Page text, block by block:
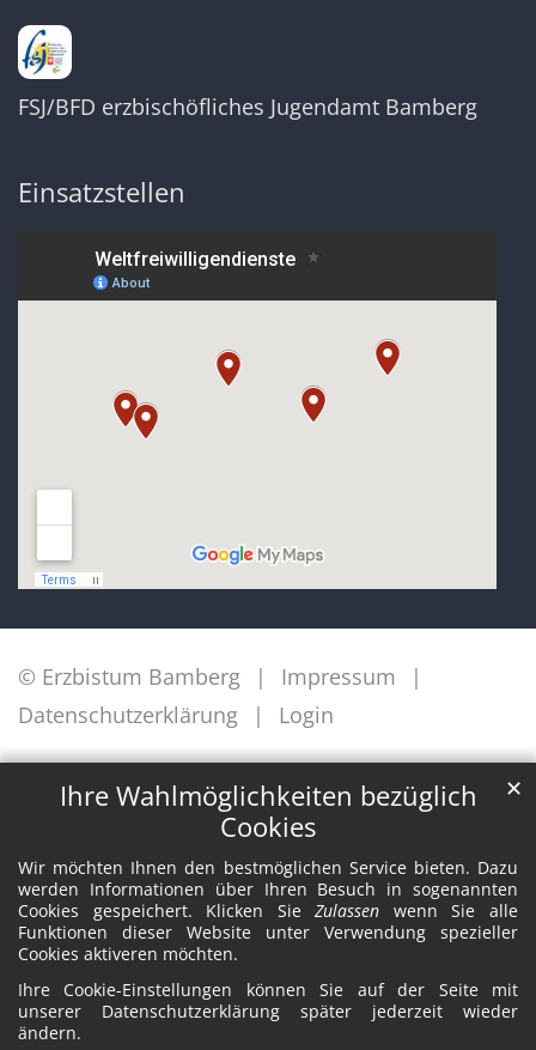
Ihre Wahlmöglichkeiten bezüglich
Cookies
Wir möchten Ihnen den bestmöglichen Service bieten. Dazu
werden Informationen über Ihren Besuch in sogenannten
Cookies gespeichert. Klicken SieZulassen wenn Sie alle
Funktionen dieser Website unter Verwendung spezieller
Cookies aktiveren möchten.
Ihre Cookie-Einstellungen können Sie auf der Seite mit
unserer Datenschutzerklärung später jederzeit wieder
ändern.
✕
FSJ/BFD erzbischöfliches Jugendamt Bamberg
Einsatzstellen
© Erzbistum Bamberg
Impressum
Datenschutzerklärung
Login